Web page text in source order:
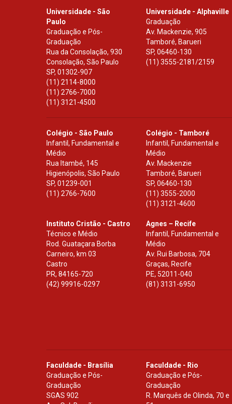
Universidade - São
Paulo
Graduação e Pós-
Graduação
Rua da Consolação, 930
Consolação, São Paulo
SP, 01302-907
(11) 2114-8000
(11) 2766-7000
(11) 3121-4500
Universidade - Alphaville
Graduação
Av. Mackenzie, 905
Tamboré, Barueri
SP,06460-130
(11) 3555-2181/2159
Colégio - São Paulo
Infantil, Fundamental e
Médio
Rua Itambé, 145
Higienópolis, São Paulo
SP, 01239-001
(11) 2766-7600
Colégio - Tamboré
Infantil, Fundamental e
Médio
Av. Mackenzie
Tamboré, Barueri
SP,06460-130
(11) 3555-2000
(11) 3121-4600
Instituto Cristão - Castro
Técnico e Médio
Rod. Guataçara Borba
Carneiro, km 03
Castro
PR, 84165-720
(42) 99916-0297
Agnes – Recife
Infantil, Fundamental e
Médio
Av. Rui Barbosa, 704
Graças, Recife
PE, 52011-040
(81) 3131-6950
Faculdade - Brasília
Graduação e Pós-
Graduação
SGAS 902
Faculdade - Rio
Graduação e Pós-
Graduação
R. Marquês de Olinda, 70 e